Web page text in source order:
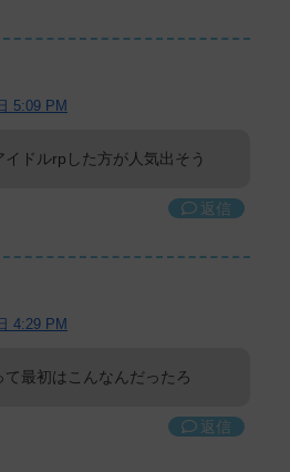
5:09 PM
ドルrpした方が人気出そう
返信
4:29 PM
最初はこんなんだったろ
返信